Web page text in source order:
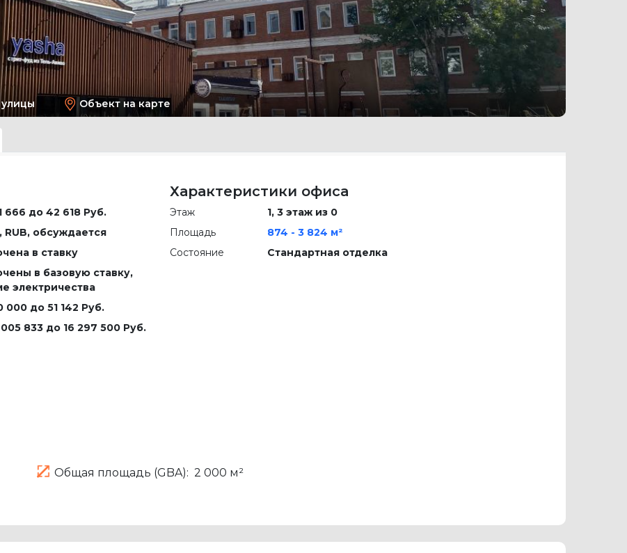
Объект на карте
666 до 42 618 Руб.
обсуждается
в ставку
в базовую ставку,
электричества
000 до 51 142 Руб.
833 до 16 297 500 Руб.
Характеристики офиса
Этаж
1, 3 этаж из 0
Площадь
874 - 3 824 м²
Состояние
Стандартная отделка
Общая площадь (GBA): 2 000 м²